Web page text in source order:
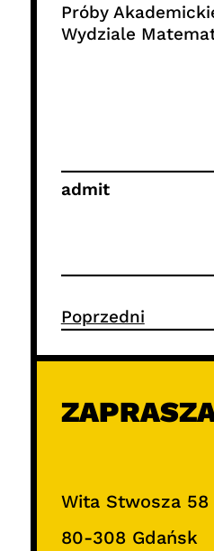
Próby
Wydziale
admit
Poprzedni
Wita Stwosza 58
80-308 Gdańsk